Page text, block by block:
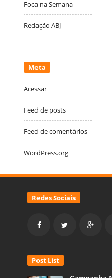
Foca na Semana
Redação ABJ
Meta
Acessar
Feed de posts
Feed de comentários
WordPress.org
Redes Sociais
Post List